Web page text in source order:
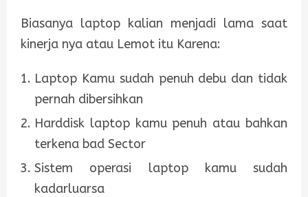
Biasanya laptop kalian menjadi lama saat
kinerja nya atau Lemot itu Karena:
Laptop Kamu sudah penuh debu dan tidak
pernah dibersihkan
Harddisk laptop kamu penuh atau bahkan
terkena bad Sector
Sistem operasi laptop kamu sudah
kadarluarsa